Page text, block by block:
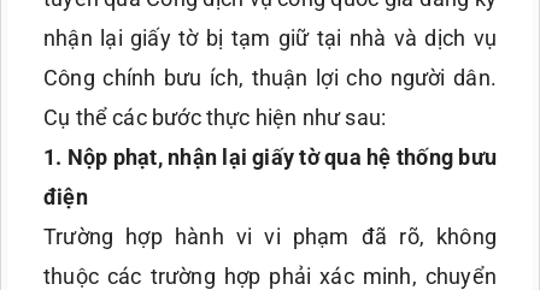
nhận lại giấy tờ bị tạm giữ tại nhà và dịch vụ
Công chính bưu ích, thuận lợi cho người dân.
Cụ thể các bước thực hiện như sau:
1. Nộp phạt, nhận lại giấy tờ qua hệ thống bưu
điện
Trường hợp hành vi vi phạm đã rõ, không
thuộc các trường hợp phải xác minh, chuyển